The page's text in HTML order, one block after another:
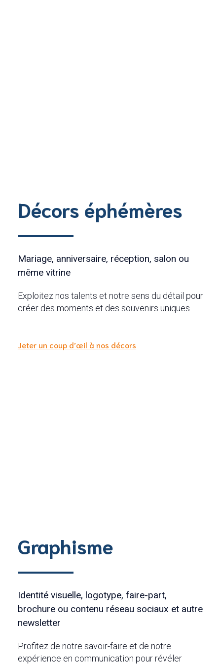
Décors éphémères
Mariage, anniversaire, réception, salon ou
même vitrine
Exploitez nos talents et notre sens du détail pour
créer des moments et des souvenirs uniques
Jeter un coup d’œil à nos décors
Graphisme
Identité visuelle, logotype, faire-part,
brochure ou contenu réseau sociaux et autre
newsletter
Profitez de notre savoir-faire et de notre
expérience en communication pour révéler